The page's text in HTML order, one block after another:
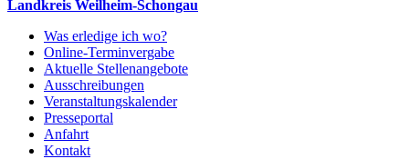
Landkreis Weilheim-Schongau
Was erledige ich wo?
Online-Terminvergabe
Aktuelle Stellenangebote
Ausschreibungen
Veranstaltungskalender
Presseportal
Anfahrt
Kontakt